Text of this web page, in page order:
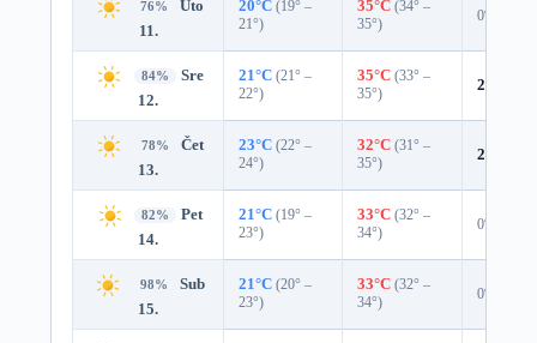
76%
Uto
11.
20°C (19° –
21°)
35°C (34° –
35°)
0%
84%
Sre
12.
21°C (21° –
22°)
35°C (33° –
35°)
2%
78%
Čet
13.
23°C (22° –
24°)
32°C (31° –
35°)
2%
82%
Pet
14.
21°C (19° –
23°)
33°C (32° –
34°)
0%
98%
Sub
15.
21°C (20° –
23°)
33°C (32° –
34°)
0%